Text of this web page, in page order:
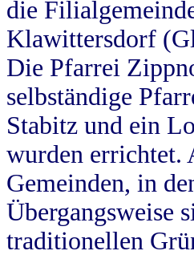
die
Klawittersdorf
Die Pfarrei
selbständige
Stabitz und ein
wurden errichtet.
Gemeinden, in
Übergangsweise
traditionellen